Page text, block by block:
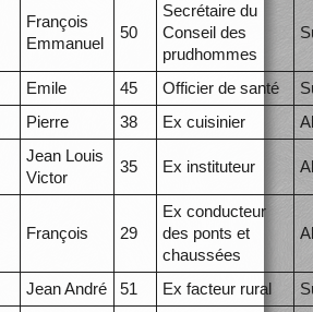
François
Emmanuel
50
Secrétaire du
Conseil des
prudhommes
Emile 45 Officier de santé
Pierre 38 Ex cuisinier
Jean Louis
Victor
35 Ex instituteur
François 29
Ex conducteur
des ponts et
chaussées
Jean André 51 Ex facteur rural